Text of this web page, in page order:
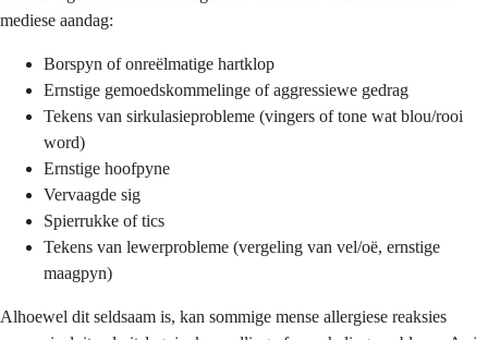
mediese aandag:
Borspyn of onreëlmatige hartklop
Ernstige gemoedskommelinge of aggressiewe gedrag
Tekens van sirkulasieprobleme (vingers of tone wat blou/rooi
word)
Ernstige hoofpyne
Vervaagde sig
Spierrukke of tics
Tekens van lewerprobleme (vergeling van vel/oë, ernstige
maagpyn)
Alhoewel dit seldsaam is, kan sommige mense allergiese reaksies